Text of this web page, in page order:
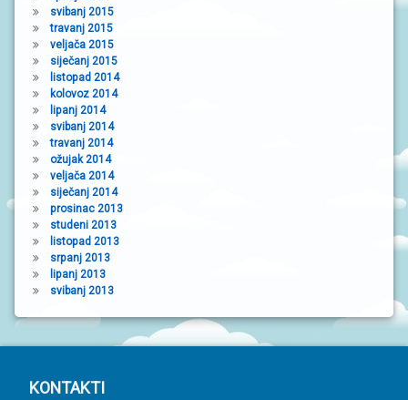
svibanj 2015
travanj 2015
veljača 2015
siječanj 2015
listopad 2014
kolovoz 2014
lipanj 2014
svibanj 2014
travanj 2014
ožujak 2014
veljača 2014
siječanj 2014
prosinac 2013
studeni 2013
listopad 2013
srpanj 2013
lipanj 2013
svibanj 2013
P
KONTAKTI